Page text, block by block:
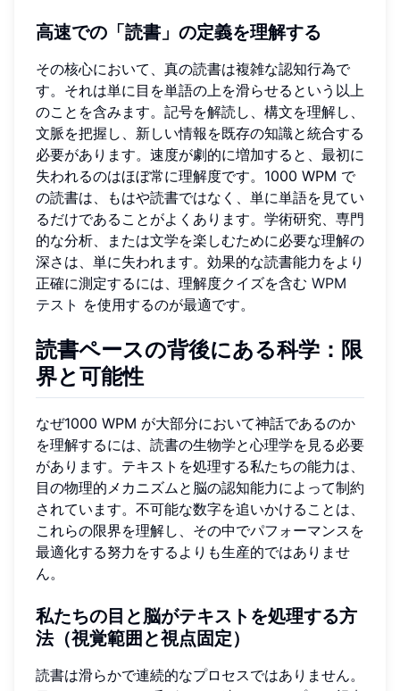
高速での「読書」の定義を理解する
その核心において、真の読書は複雑な認知行為で
す。それは単に目を単語の上を滑らせるという以上
のことを含みます。記号を解読し、構文を理解し、
文脈を把握し、新しい情報を既存の知識と統合する
必要があります。速度が劇的に増加すると、最初に
失われるのはほぼ常に理解度です。1000 WPM で
の読書は、もはや読書ではなく、単に単語を見てい
るだけであることがよくあります。学術研究、専門
的な分析、または文学を楽しむために必要な理解の
深さは、単に失われます。効果的な読書能力をより
正確に測定するには、理解度クイズを含む WPM
テスト を使用するのが最適です。
読書ペースの背後にある科学：限
界と可能性
なぜ1000 WPM が大部分において神話であるのか
を理解するには、読書の生物学と心理学を見る必要
があります。テキストを処理する私たちの能力は、
目の物理的メカニズムと脳の認知能力によって制約
されています。不可能な数字を追いかけることは、
これらの限界を理解し、その中でパフォーマンスを
最適化する努力をするよりも生産的ではありませ
ん。
私たちの目と脳がテキストを処理する方
法（視覚範囲と視点固定）
読書は滑らかで連続的なプロセスではありません。